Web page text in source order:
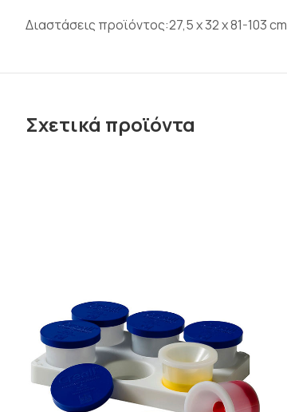
Διαστάσεις προϊόντος:27,5 x 32 x 81-103 cm
Σχετικά προϊόντα